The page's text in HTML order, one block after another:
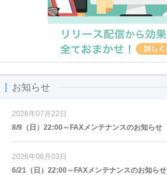
お知らせ
2026年07月22日
8/9（日）22:00～FAXメンテナンスのお知らせ
2026年06月03日
6/21（日）22:00～FAXメンテナンスのお知らせ